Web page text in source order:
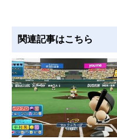
関連記事はこちら